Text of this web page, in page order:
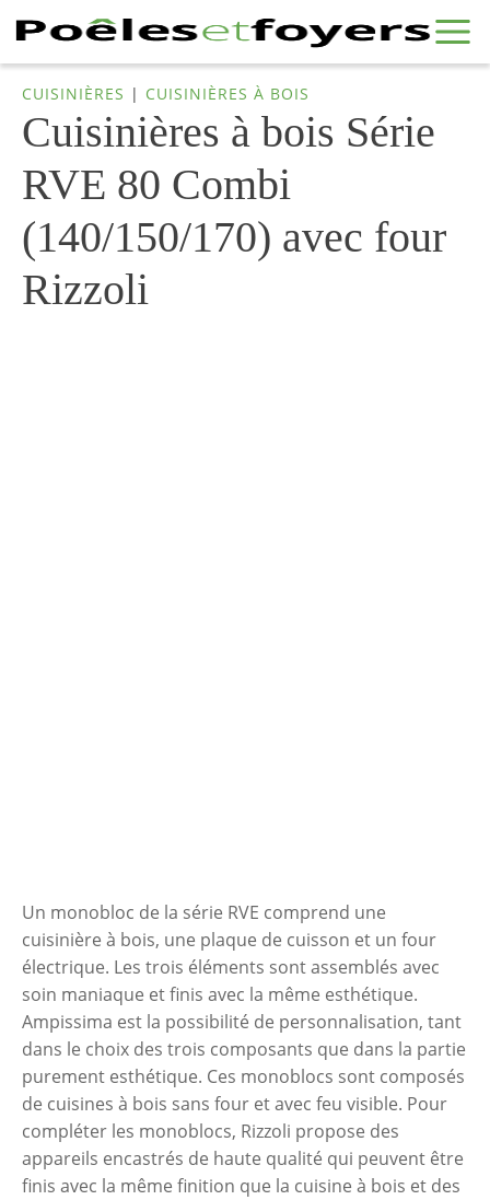
CUISINIÈRES | CUISINIÈRES À BOIS
Cuisinières à bois Série
RVE 80 Combi
(140/150/170) avec four
Rizzoli
Un monobloc de la série RVE comprend une
cuisinière à bois, une plaque de cuisson et un four
électrique. Les trois éléments sont assemblés avec
soin maniaque et finis avec la même esthétique.
Ampissima est la possibilité de personnalisation, tant
dans le choix des trois composants que dans la partie
purement esthétique. Ces monoblocs sont composés
de cuisines à bois sans four et avec feu visible. Pour
compléter les monoblocs, Rizzoli propose des
appareils encastrés de haute qualité qui peuvent être
finis avec la même finition que la cuisine à bois et des